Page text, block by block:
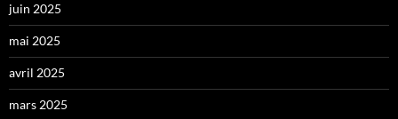
juin 2025
mai 2025
avril 2025
mars 2025